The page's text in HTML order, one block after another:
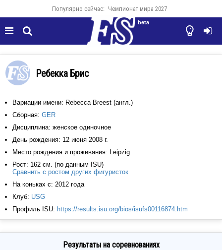
Популярно сейчас: Чемпионат мира 2027
  

beta
Ребекка Брис
Вариации имени: Rebecca Breest (англ.)
Сборная: GER
Дисциплина: женское одиночное
День рождения: 12 июня 2008 г.
Место рождения и проживания: Leipzig
Рост: 162 см. (по данным ISU)
Сравнить с ростом других фигуристок
На коньках с: 2012 года
Клуб: USG
Профиль ISU: https://results.isu.org/bios/isufs00116874.htm
Результаты на соревнованиях